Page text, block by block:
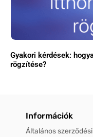
Gyakori kérdések:
rögzítése?
Információk
Általános